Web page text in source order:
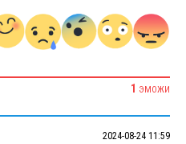
1 ЭМОЖИ
2024-08-24 11:59